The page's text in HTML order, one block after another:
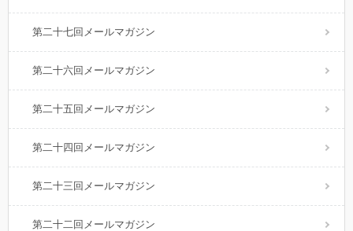
第二十七回メールマガジン
第二十六回メールマガジン
第二十五回メールマガジン
第二十四回メールマガジン
第二十三回メールマガジン
第二十二回メールマガジン